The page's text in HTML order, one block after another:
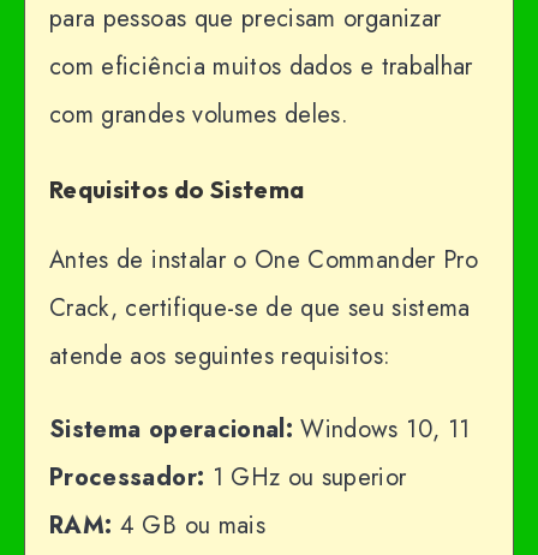
para pessoas que precisam organizar
com eficiência muitos dados e trabalhar
com grandes volumes deles.
Requisitos do Sistema
Antes de instalar o One Commander Pro
Crack, certifique-se de que seu sistema
atende aos seguintes requisitos:
Sistema operacional:Windows 10, 11
Processador: 1 GHz ou superior
RAM: 4 GB ou mais